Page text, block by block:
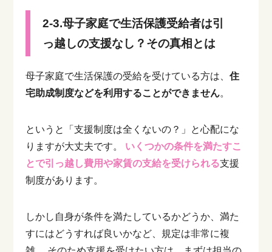
2-3.母子家庭で生活保護受給者は引
っ越しの支援なし？その真相とは
母子家庭で生活保護の受給を受けている方は、住
宅助成制度などを利用することができません。
というと「支援制度は全くないの？」と心配にな
りますが大丈夫です。
いくつかの条件を満たすこ
とで引っ越し費用や家賃の支給を受けられる支援
制度があります。
しかし自身が条件を満たしているかどうか、満た
すにはどうすれば良いかなど、規定は非常に複